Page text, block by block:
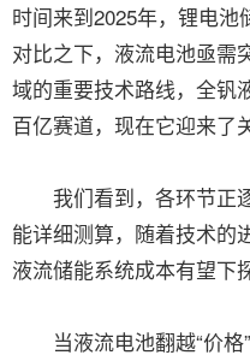
时间来到2025年，锂电池
对比之下，液流电池亟需
域的重要技术路线，全钒
百亿赛道，现在它迎来了
我们看到，各环节正
能详细测算，随着技术的
液流储能系统成本有望下
当液流电池翻越“价格”